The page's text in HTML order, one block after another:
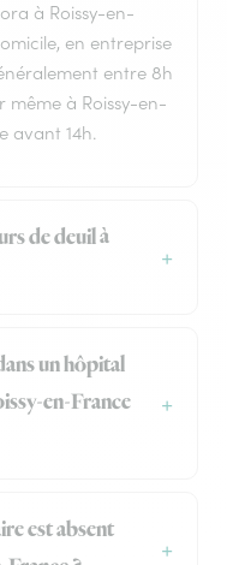
à Roissy-en-
en entreprise
entre 8h
même à Roissy-en-
avant 14h.
de deuil à
un hôpital
en-France
est absent